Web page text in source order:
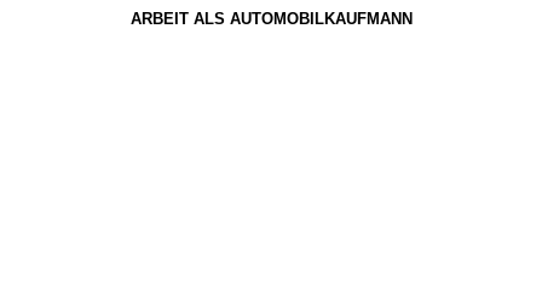
ARBEIT ALS AUTOMOBILKAUFMANN